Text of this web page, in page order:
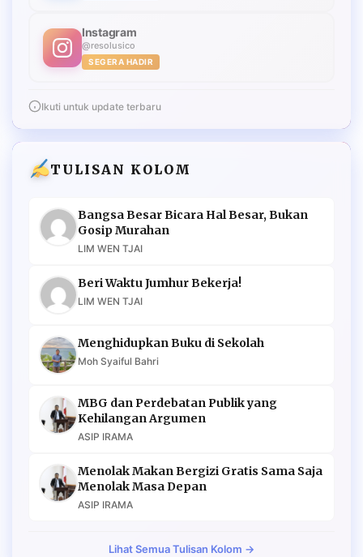
Instagram
@resolusico
SEGERA HADIR
Ikuti untuk update terbaru
TULISAN KOLOM
Bangsa Besar Bicara Hal Besar, Bukan
Gosip Murahan
LIM WEN TJAI
Beri Waktu Jumhur Bekerja!
LIM WEN TJAI
Menghidupkan Buku di Sekolah
Moh Syaiful Bahri
MBG dan Perdebatan Publik yang
Kehilangan Argumen
ASIP IRAMA
Menolak Makan Bergizi Gratis Sama Saja
Menolak Masa Depan
ASIP IRAMA
Lihat Semua Tulisan Kolom →